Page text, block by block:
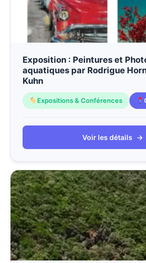
Exposition : Peintures et
aquatiques par Rodrigue
Kuhn
Expositions & Conférences
Voir les détails →